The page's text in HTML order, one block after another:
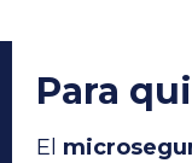
Para
El